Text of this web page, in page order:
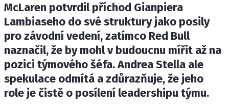
Provozovatelem serveru F1NEWS.cz je
INCORP MEDIA GROUP s.r.o., IČ: 118 23 054
McLaren potvrdil příchod Gianpiera
Lambiaseho do své struktury jako posily
pro závodní vedení, zatímco Red Bull
naznačil, že by mohl v budoucnu mířit až na
pozici týmového šéfa. Andrea Stella ale
spekulace odmítá a zdůrazňuje, že jeho
role je čistě o posílení leadershipu týmu.